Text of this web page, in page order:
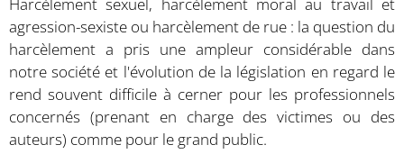
Harcèlement sexuel, harcèlement moral au travail et
agression-sexiste ou harcèlement de rue : la question du
harcèlement a pris une ampleur considérable dans
notre société et l'évolution de la législation en regard le
rend souvent difficile à cerner pour les professionnels
concernés (prenant en charge des victimes ou des
auteurs) comme pour le grand public.